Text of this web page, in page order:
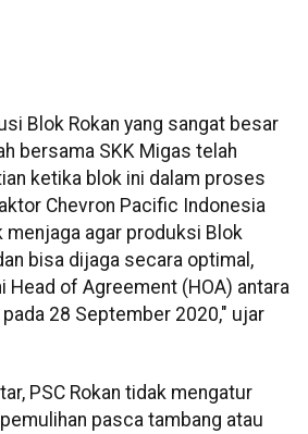
Blok Rokan yang sangat besar
bersama SKK Migas telah
ketika blok ini dalam proses
Chevron Pacific Indonesia
menjaga agar produksi Blok
bisa dijaga secara optimal,
Head of Agreement (HOA) antara
pada 28 September 2020," ujar
PSC Rokan tidak mengatur
pasca tambang atau